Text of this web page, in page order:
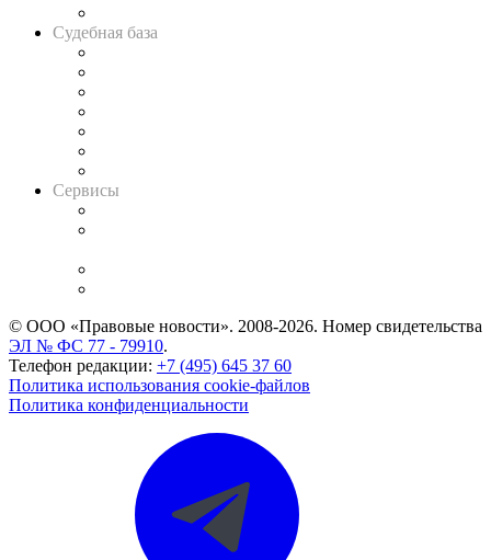
Судебная база
Сервисы
© ООО «Правовые новости». 2008-2026. Номер свидетельства
ЭЛ № ФС 77 - 79910.
Телефон редакции: +7 (495) 645 37 60
Политика использования cookie-файлов
Политика конфиденциальности